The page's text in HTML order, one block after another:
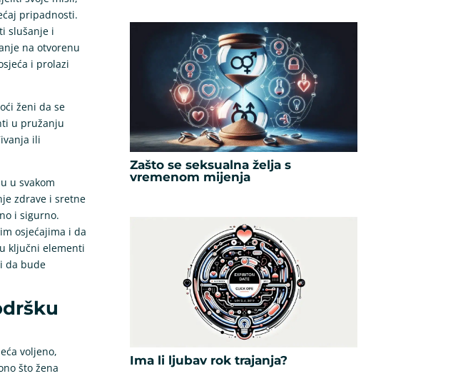
pripadnosti.
slušanje i
na otvorenu
i prolazi
ženi da se
u pružanju
ili
u svakom
zdrave i sretne
i sigurno.
osjećajima i da
ključni elementi
da bude
voljeno,
što žena
Zašto se seksualna želja s
vremenom mijenja
Ima li ljubav rok trajanja?